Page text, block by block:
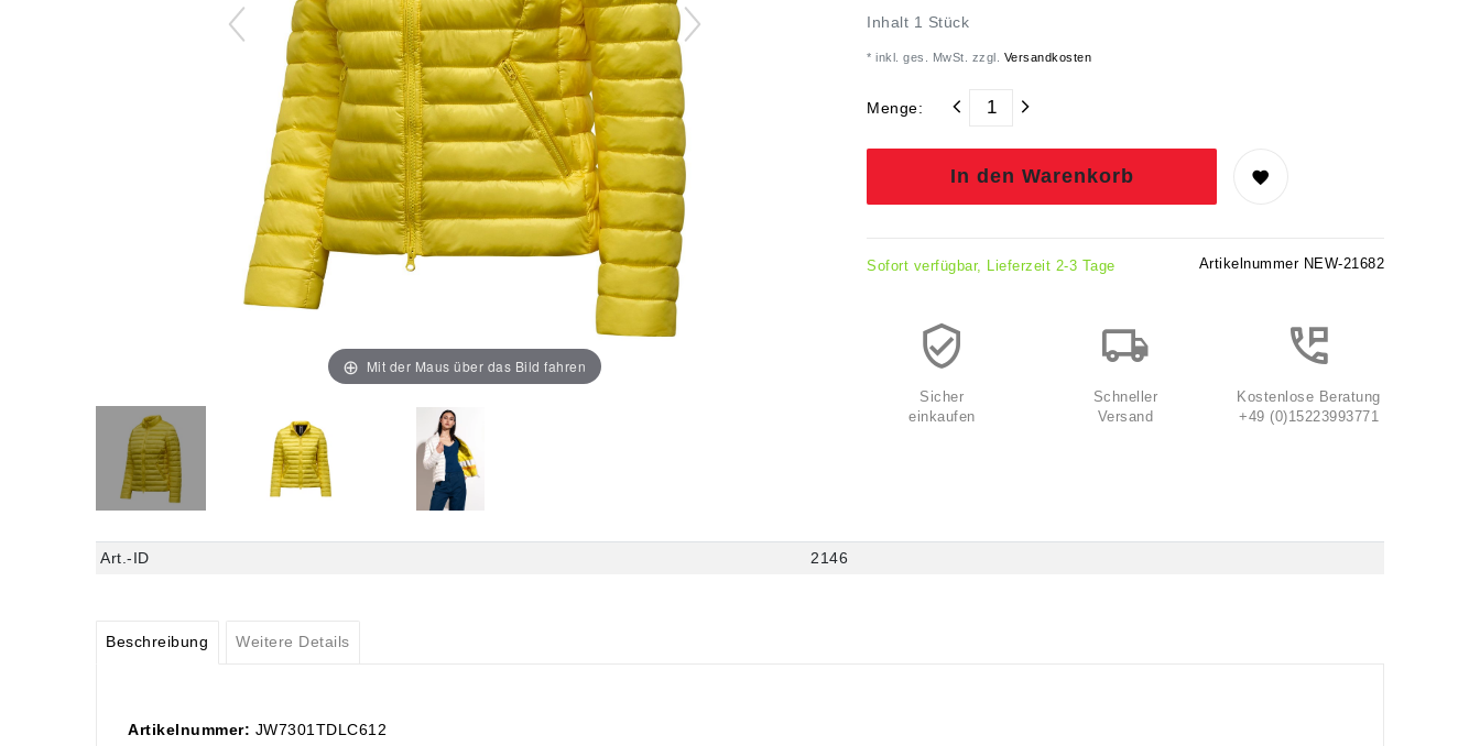
Mit der Maus über das Bild fahren
Inhalt 1 Stück
* inkl. ges. MwSt. zzgl. Versandkosten
Menge:
In den Warenkorb
Sofort verfügbar, Lieferzeit 2-3 Tage Artikelnummer NEW-21682
Sicher
einkaufen
Schneller
Versand
Kostenlose Beratung
+49 (0)15223993771
Art.-ID 2146
Beschreibung Weitere Details
Artikelnummer: JW7301TDLC612